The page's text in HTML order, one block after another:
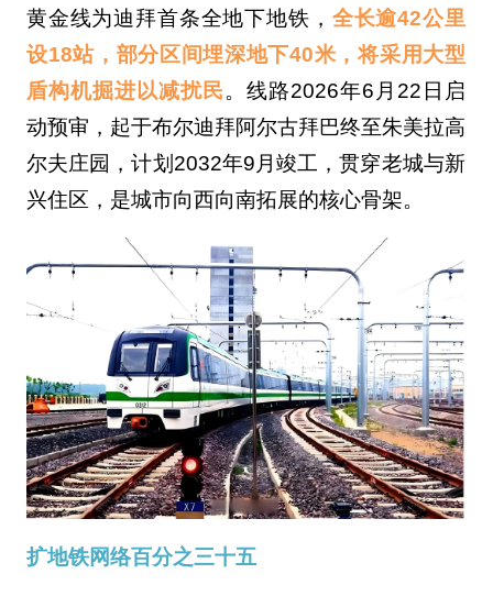
黄金线为迪拜首条全地下地铁， 全长逾42公里
设18站，部分区间埋深地下40米，将采用大型
盾构机掘进以减扰民。线路2026年6月22日启
动预审，起于布尔迪拜阿尔古拜巴终至朱美拉高
尔夫庄园，计划2032年9月竣工，贯穿老城与新
兴住区，是城市向西向南拓展的核心骨架。
扩地铁网络百分之三十五